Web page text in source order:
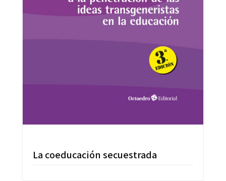
La coeducación secuestrada